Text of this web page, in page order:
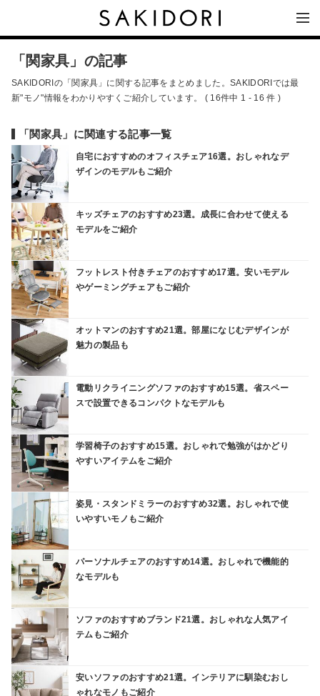
「関家具」の記事
SAKIDORIの「関家具」に関する記事をまとめました。SAKIDORIでは最
新"モノ"情報をわかりやすくご紹介しています。 ( 16件中 1 - 16 件 )
「関家具」に関連する記事一覧
自宅におすすめのオフィスチェア16選。おしゃれなデ
ザインのモデルもご紹介
キッズチェアのおすすめ23選。成長に合わせて使える
モデルをご紹介
フットレスト付きチェアのおすすめ17選。安いモデル
やゲーミングチェアもご紹介
オットマンのおすすめ21選。部屋になじむデザインが
魅力の製品も
電動リクライニングソファのおすすめ15選。省スペー
スで設置できるコンパクトなモデルも
学習椅子のおすすめ15選。おしゃれで勉強がはかどり
やすいアイテムをご紹介
姿見・スタンドミラーのおすすめ32選。おしゃれで使
いやすいモノもご紹介
パーソナルチェアのおすすめ14選。おしゃれで機能的
なモデルも
ソファのおすすめブランド21選。おしゃれな人気アイ
テムもご紹介
安いソファのおすすめ21選。インテリアに馴染むおし
ゃれなモノもご紹介